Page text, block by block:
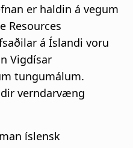
er haldin á vegum
Resources
á Íslandi voru
Vigdísar
tungumálum.
verndarvæng
íslensk